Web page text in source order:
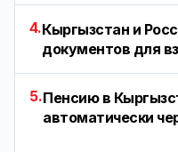
4.Кыргызстан и
документов для
5.Пенсию в
автоматически